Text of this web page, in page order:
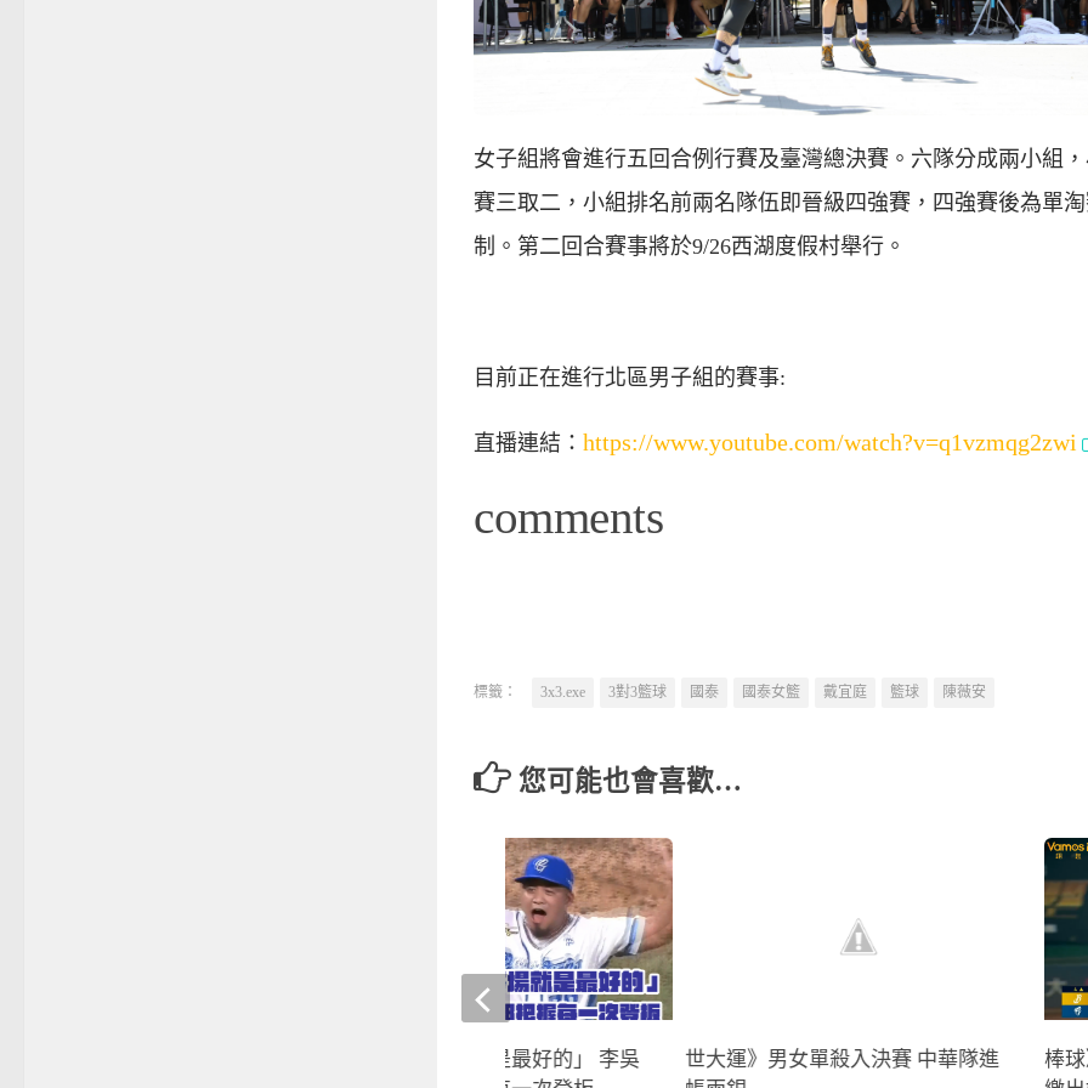
女子組將會進行五回合例行賽及臺灣總決賽。六隊分成兩小組
賽三取二，小組排名前兩名隊伍即晉級四強賽，四強賽後為單
制。第二回合賽事將於9/26西湖度假村舉行。
目前正在進行北區男子組的賽事:
直播連結： https://www.youtube.com/watch?v=q1vzmqg2zwi
comments
標籤： 3x3.exe 3對3籃球 國泰 國泰女籃 戴宜庭 籃球 陳薇安
您可能也會喜歡…
世大運》男女單殺入決賽 中華隊進
棒
棒球》「上了場就是最好的」 李吳